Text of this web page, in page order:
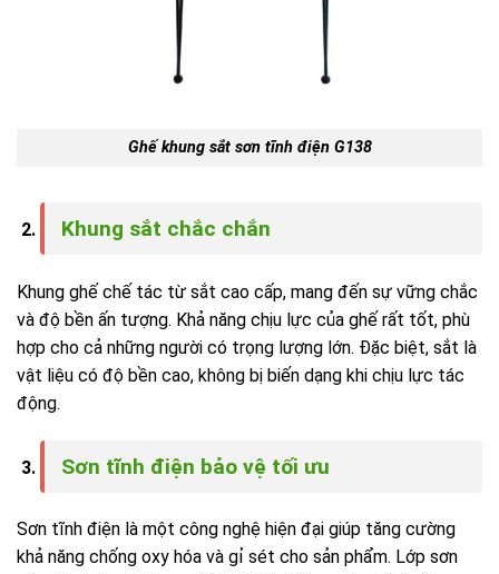
Ghế khung sắt sơn tĩnh điện G138
Khung sắt chắc chắn
Khung ghế chế tác từ sắt cao cấp, mang đến sự vững chắc
và độ bền ấn tượng. Khả năng chịu lực của ghế rất tốt, phù
hợp cho cả những người có trọng lượng lớn. Đặc biệt, sắt là
vật liệu có độ bền cao, không bị biến dạng khi chịu lực tác
động.
Sơn tĩnh điện bảo vệ tối ưu
Sơn tĩnh điện là một công nghệ hiện đại giúp tăng cường
khả năng chống oxy hóa và gỉ sét cho sản phẩm. Lớp sơn